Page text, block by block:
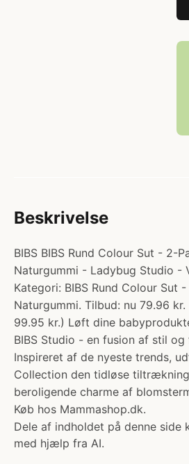
Beskrivelse
BIBS BIBS Rund Colour Sut - 2-
Naturgummi - Ladybug Studio -
Kategori: BIBS Rund Colour Sut
Naturgummi. Tilbud: nu 79.96
99.95 kr.) Løft dine
BIBS Studio - en fusion af stil
Inspireret af de nyeste trends,
Collection den tidløse
beroligende charme af
Køb hos Mammashop.dk.
Dele af indholdet på denne side
med hjælp fra AI.